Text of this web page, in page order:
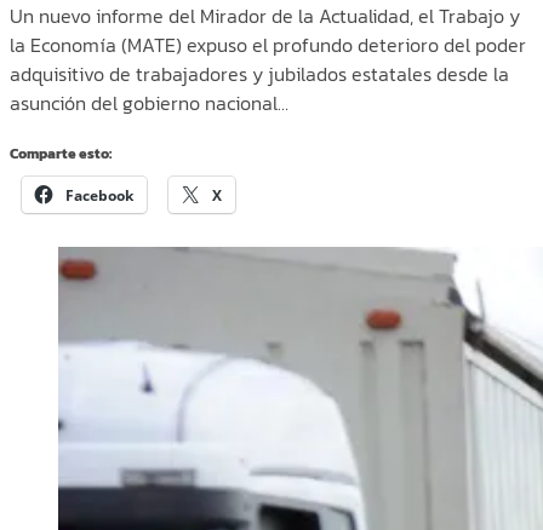
Un nuevo informe del Mirador de la Actualidad, el Trabajo y
la Economía (MATE) expuso el profundo deterioro del poder
adquisitivo de trabajadores y jubilados estatales desde la
asunción del gobierno nacional…
Comparte esto:
Facebook X